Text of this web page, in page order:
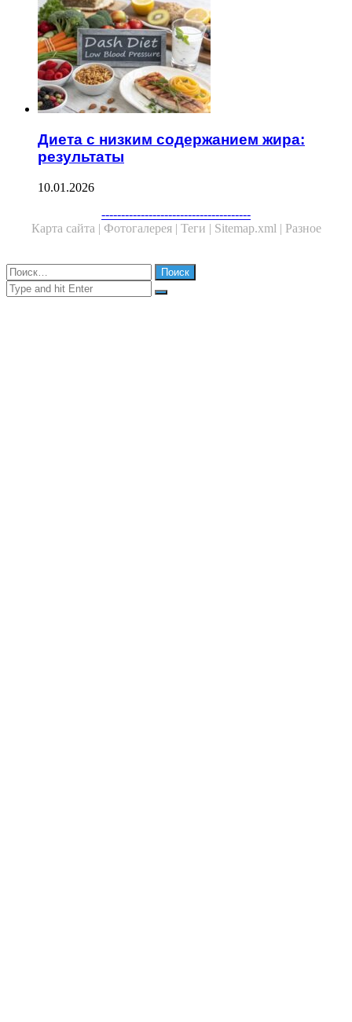
Диета с низким содержанием жира:
результаты
10.01.2026
--------------------------------------
Карта сайта | Фотогалерея | Теги | Sitemap.xml | Разное
Close
Найти:
Close
Search